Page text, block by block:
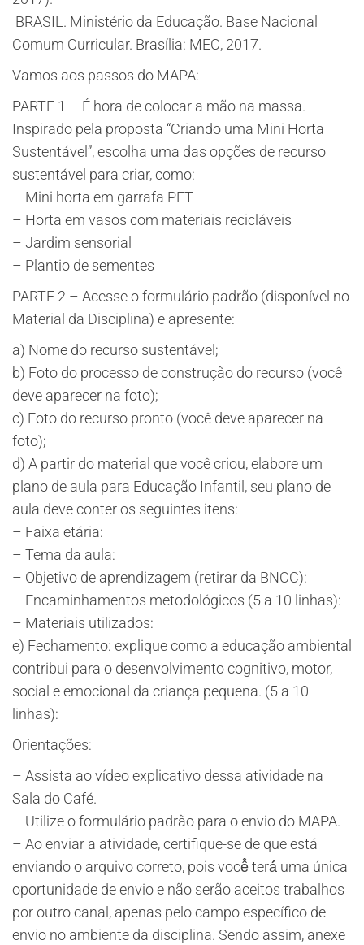
​ BRASIL. Ministério da Educação. Base Nacional
Comum Curricular. Brasília: MEC, 2017.
Vamos aos passos do MAPA:
PARTE 1 – É hora de colocar a mão na massa.
Inspirado pela proposta “Criando uma Mini Horta
Sustentável”, escolha uma das opções de recurso
sustentável para criar, como:
– Mini horta em garrafa PET
– Horta em vasos com materiais recicláveis
– Jardim sensorial
– Plantio de sementes
PARTE 2 – Acesse o formulário padrão (disponível no
Material da Disciplina) e apresente:
a) Nome do recurso sustentável;
b) Foto do processo de construção do recurso (você
deve aparecer na foto);
c) Foto do recurso pronto (você deve aparecer na
foto);
d) A partir do material que você criou, elabore um
plano de aula para Educação Infantil, seu plano de
aula deve conter os seguintes itens:
– Faixa etária:
– Tema da aula:
– Objetivo de aprendizagem (retirar da BNCC):
– Encaminhamentos metodológicos (5 a 10 linhas):
– Materiais utilizados:
e) Fechamento: explique como a educação ambiental
contribui para o desenvolvimento cognitivo, motor,
social e emocional da criança pequena. (5 a 10
linhas):
​Orientações:
– Assista ao vídeo explicativo dessa atividade na
Sala do Café.
– ​Utilize o formulário padrão para o envio do MAPA.
– Ao enviar a atividade, certifique-se de que está
enviando o arquivo correto, pois você̂ terá́ uma única
oportunidade de envio e não serão aceitos trabalhos
por outro canal, apenas pelo campo específico de
envio no ambiente da disciplina. Sendo assim, anexe